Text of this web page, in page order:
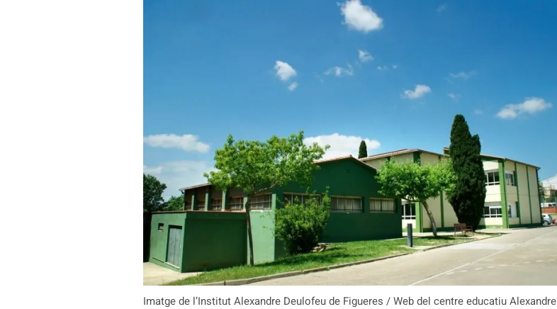
Imatge de l’Institut Alexandre Deulofeu de Figueres / Web del centre educatiu Alexandre